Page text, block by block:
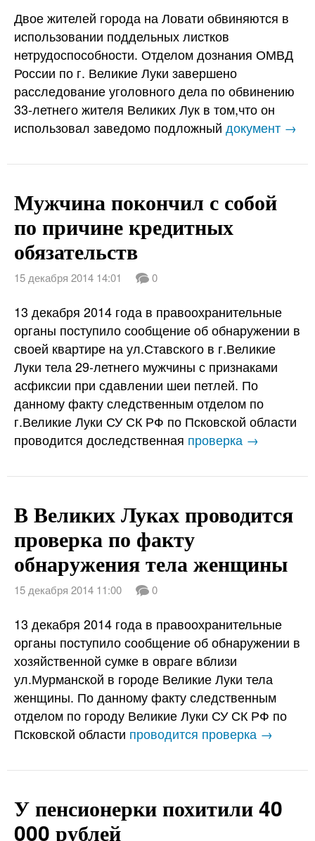
Двое жителей города на Ловати обвиняются в
использовании поддельных листков
нетрудоспособности. Отделом дознания ОМВД
России по г. Великие Луки завершено
расследование уголовного дела по обвинению
33-летнего жителя Великих Лук в том,что он
использовал заведомо подложный документ →
Мужчина покончил с собой
по причине кредитных
обязательств
15 декабря 2014 14:01 0
13 декабря 2014 года в правоохранительные
органы поступило сообщение об обнаружении в
своей квартире на ул.Ставского в г.Великие
Луки тела 29-летнего мужчины с признаками
асфиксии при сдавлении шеи петлей. По
данному факту следственным отделом по
г.Великие Луки СУ СК РФ по Псковской области
проводится доследственная проверка →
В Великих Луках проводится
проверка по факту
обнаружения тела женщины
15 декабря 2014 11:00 0
13 декабря 2014 года в правоохранительные
органы поступило сообщение об обнаружении в
хозяйственной сумке в овраге вблизи
ул.Мурманской в городе Великие Луки тела
женщины. По данному факту следственным
отделом по городу Великие Луки СУ СК РФ по
Псковской области проводится проверка →
У пенсионерки похитили 40
000 рублей